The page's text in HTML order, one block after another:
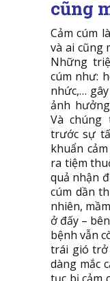
cũng
Cảm cúm
và ai cũng
Những
cúm như:
nhức,…
ảnh
Và chúng
trước sự
khuẩn
ra tiệm
quả nhận
cúm dần
nhiên,
ở đấy –
bệnh vẫn
trái gió trở
dàng mắc